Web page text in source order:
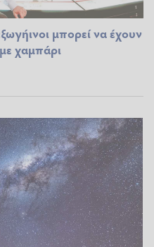
μπορεί να έχουν
χαμπάρι